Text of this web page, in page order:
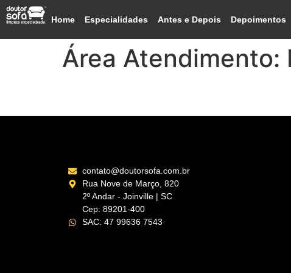
Home Especialidades Antes e Depois Depoimentos
Área Atendimento:
contato@doutorsofa.com.br
Rua Nove de Março, 820
2º Andar - Joinville | SC
Cep: 89201-400
SAC: 47 99636 7543